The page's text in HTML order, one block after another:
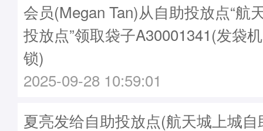
会员(Megan Tan)从自助投放点“航
投放点”领取袋子A30001341(发袋
锁)
2025-09-28 10:59:01
夏亮发给自助投放点(航天城上城